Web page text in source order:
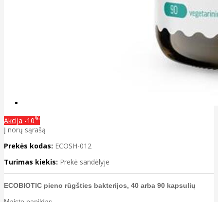
Akcija -10%
Į norų sąrašą
Prekės kodas: ECOSH-012
Turimas kiekis: Prekė sandėlyje
ECOBIOTIC pieno rūgšties bakterijos, 40 arba 90 kapsulių